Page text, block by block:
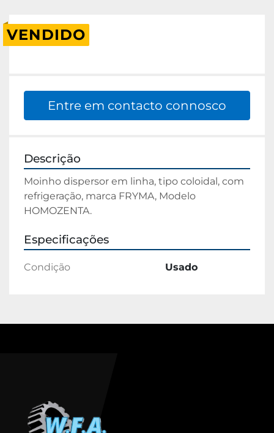
VENDIDO
Entre em contacto connosco
Descrição
Moinho dispersor em linha, tipo coloidal, com
refrigeração, marca FRYMA, Modelo
HOMOZENTA.
Especificações
Condição Usado